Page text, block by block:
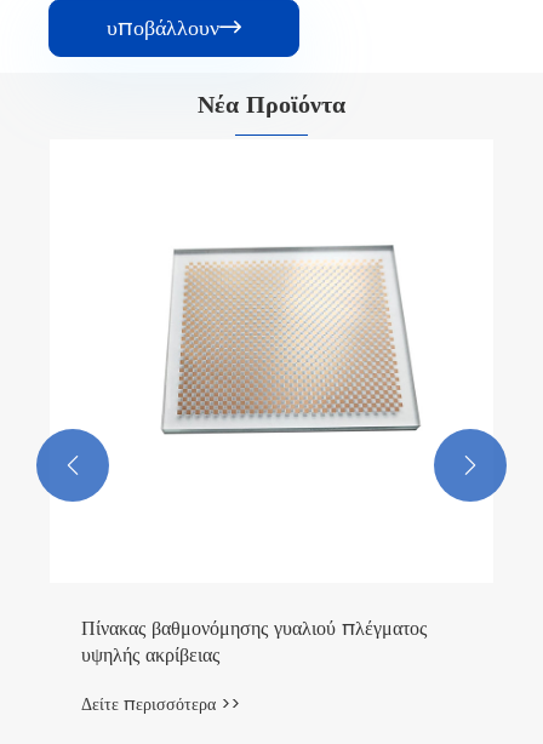
υποβάλλουν
Νέα Προϊόντα
Πίνακας βαθμονόμησης γυαλιού πλέγματος
υψηλής ακρίβειας
Δείτε περισσότερα >>
 